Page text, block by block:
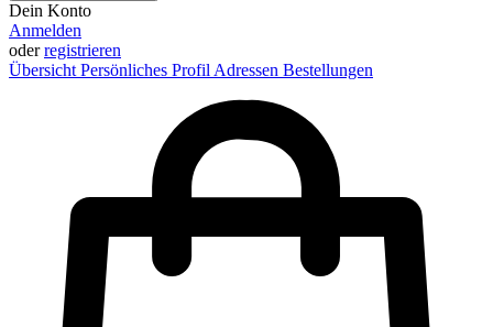
Dein Konto
Anmelden
oderregistrieren
Übersicht Persönliches Profil Adressen Bestellungen